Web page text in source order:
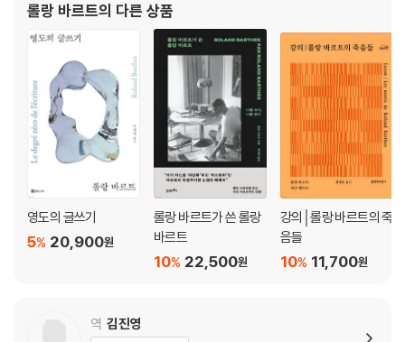
언했다. 그 이전까지의 독서와 문학비평은 저자의 의도를
롤랑 바르트의 다른 상품
영도의 글쓰기
20,900원
5%
롤랑 바르트가 쓴 롤랑
바르트
22,500원
10%
강의│롤랑 바르트의 죽
음들
11,700원
10%
역 김진영